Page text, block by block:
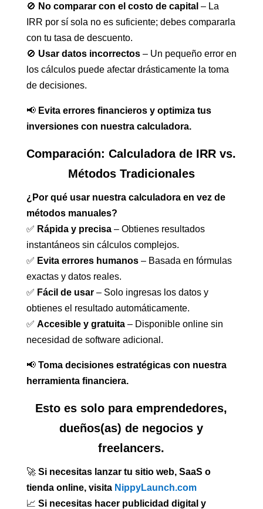
🚫 No comparar con el costo de capital – La
IRR por sí sola no es suficiente; debes compararla
con tu tasa de descuento.
🚫 Usar datos incorrectos– Un pequeño error en
los cálculos puede afectar drásticamente la toma
de decisiones.
📢 Evita errores financieros y optimiza tus
inversiones con nuestra calculadora.
Comparación: Calculadora de IRR vs.
Métodos Tradicionales
¿Por qué usar nuestra calculadora en vez de
métodos manuales?
✅ Rápida y precisa– Obtienes resultados
instantáneos sin cálculos complejos.
✅ Evita errores humanos– Basada en fórmulas
exactas y datos reales.
✅ Fácil de usar– Solo ingresas los datos y
obtienes el resultado automáticamente.
✅ Accesible y gratuita– Disponible online sin
necesidad de software adicional.
📢 Toma decisiones estratégicas con nuestra
herramienta financiera.
Esto es solo para emprendedores,
dueños(as) de negocios y
freelancers.
🚀 Si necesitas lanzar tu sitio web, SaaS o
tienda online, visita NippyLaunch.com
📈 Si necesitas hacer publicidad digital y